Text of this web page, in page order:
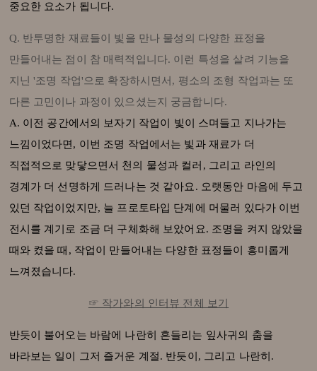
중요한 요소가 됩니다.
Q. 반투명한 재료들이 빛을 만나 물성의 다양한 표정을
만들어내는 점이 참 매력적입니다. 이런 특성을 살려 기능을
지닌 '조명 작업'으로 확장하시면서, 평소의 조형 작업과는 또
다른 고민이나 과정이 있으셨는지 궁금합니다.
A. 이전 공간에서의 보자기 작업이 빛이 스며들고 지나가는
느낌이었다면, 이번 조명 작업에서는 빛과 재료가 더
직접적으로 맞닿으면서 천의 물성과 컬러, 그리고 라인의
경계가 더 선명하게 드러나는 것 같아요. 오랫동안 마음에 두고
있던 작업이었지만, 늘 프로토타입 단계에 머물러 있다가 이번
전시를 계기로 조금 더 구체화해 보았어요. 조명을 켜지 않았을
때와 켰을 때, 작업이 만들어내는 다양한 표정들이 흥미롭게
느껴졌습니다.
☞ 작가와의 인터뷰 전체 보기
반듯이 불어오는 바람에 나란히 흔들리는 잎사귀의 춤을
바라보는 일이 그저 즐거운 계절. 반듯이, 그리고 나란히.